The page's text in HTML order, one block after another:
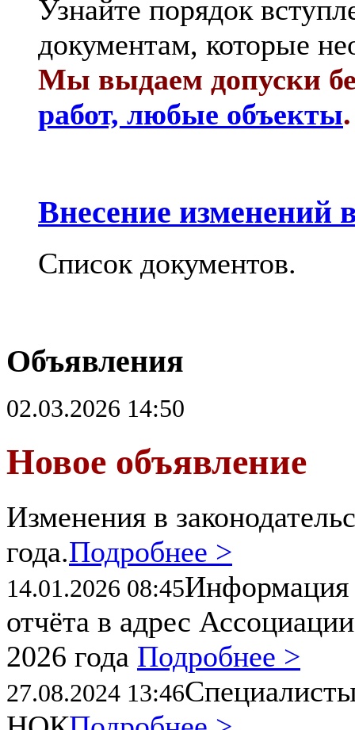
Узнайте порядок
документам, которые
Мы выдаем допуски
работ, любые объекты.
Внесение изменений
Список документов.
Объявления
02.03.2026 14:50
Новое объявление
Изменения в
года.Подробнее >
14.01.2026 08:45Информация
отчёта в адрес
2026 года Подробнее >
27.08.2024 13:46